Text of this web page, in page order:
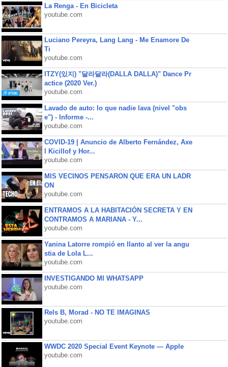
La Renga - En Bicicleta
youtube.com
Luciano Pereyra, Lang Lang - Me Enamore De
Ti
youtube.com
ITZY(있지) "달라달라(DALLA DALLA)" Dance Pr
actice (2020 Ver.)
youtube.com
Lavado de auto: lo que nadie lava (nivel "obs
e") - Informe -...
youtube.com
COVID-19 | Anuncio de Alberto Fernández, Axe
l Kicillof y Hor...
youtube.com
MIS VECINOS PENSARON QUE ERA UN LADR
ON
youtube.com
ENTRAMOS A LA HABITACIÓN SECRETA Y EN
CONTRAMOS A MARIANA - Y...
youtube.com
Yanina Latorre rompió en llanto al ver la angu
stia de Lola L...
youtube.com
INVESTIGANDO MI WHATSAPP
youtube.com
Rels B, Morad - NO TE IMAGINAS
youtube.com
WWDC 2020 Special Event Keynote — Apple
youtube.com